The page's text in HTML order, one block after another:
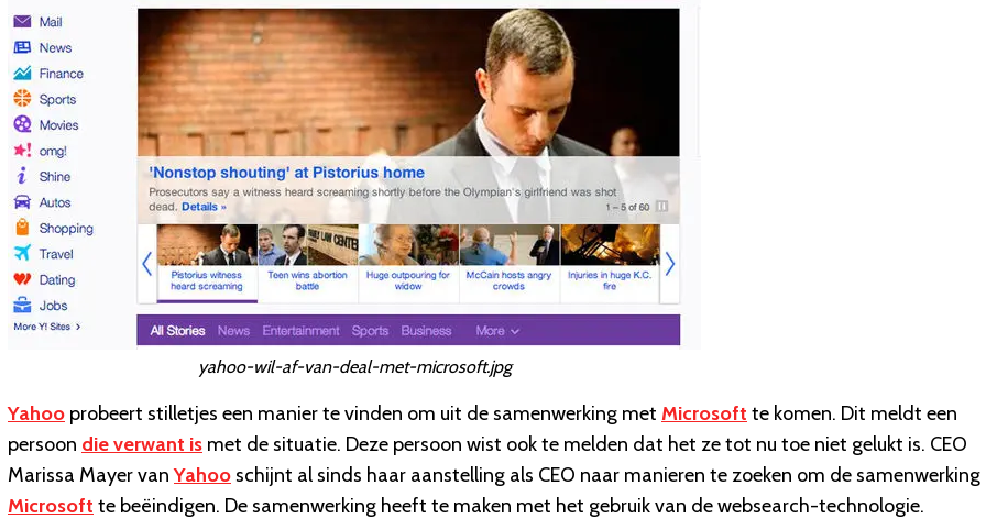
yahoo-wil-af-van-deal-met-microsoft.jpg
Yahoo probeert stilletjes een manier te vinden om uit de samenwerking met Microsoft te komen. Dit meldt een
persoon die verwant is met de situatie. Deze persoon wist ook te melden dat het ze tot nu toe niet gelukt is. CEO
Marissa Mayer vanYahoo schijnt al sinds haar aanstelling als CEO naar manieren te zoeken om de
Microsoft te beëindigen. De samenwerking heeft te maken met het gebruik van de websearch-technologie.